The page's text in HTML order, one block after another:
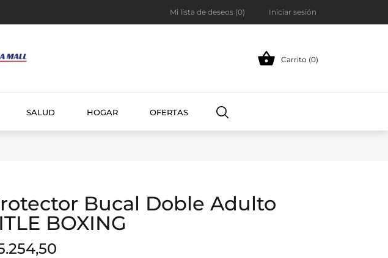
Mi lista de deseos (0) Iniciar sesión
 Carrito (0)
SALUD HOGAR OFERTAS
Bucal Doble Adulto
BOXING